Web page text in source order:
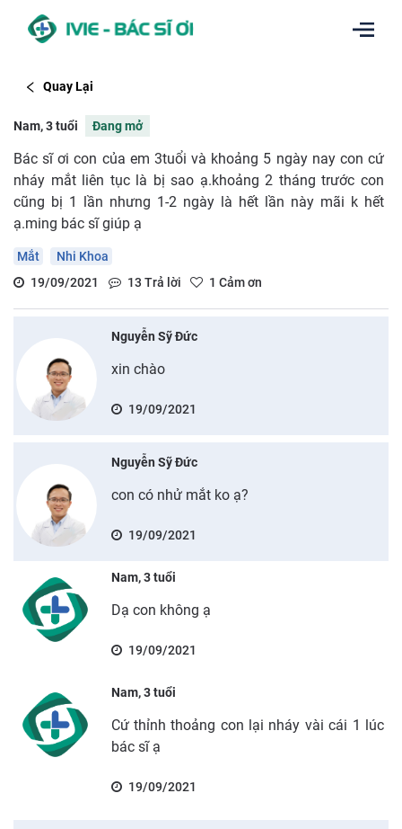
Quay Lại
Nam, 3 tuổi Đang mở
Bác sĩ ơi con của em 3tuổi và khoảng 5 ngày nay con cứ
nháy mắt liên tục là bị sao ạ.khoảng 2 tháng trước con
cũng bị 1 lần nhưng 1-2 ngày là hết lần này mãi k hết
ạ.ming bác sĩ giúp ạ
Mắt
Nhi Khoa
19/09/2021
13 Trả lời 1 Cảm ơn
Nguyễn Sỹ Đức
xin chào
19/09/2021
Nguyễn Sỹ Đức
con có nhử mắt ko ạ?
19/09/2021
Nam, 3 tuổi
Dạ con không ạ
19/09/2021
Nam, 3 tuổi
Cứ thỉnh thoảng con lại nháy vài cái 1 lúc
bác sĩ ạ
19/09/2021